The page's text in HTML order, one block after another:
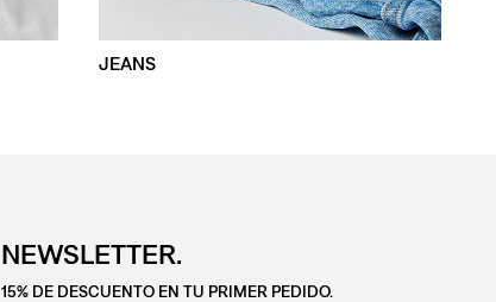
JEANS
NEWSLETTER.
15% DE DESCUENTO EN TU PRIMER PEDIDO.